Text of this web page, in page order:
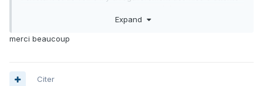
mais non utilisée au final.
dans mon souvenir c'est une BM qui avait des automates de
Expand
merci beaucoup
Citer